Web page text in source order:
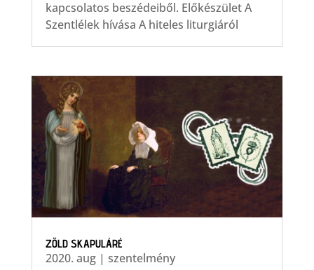
kapcsolatos beszédeiből. Előkészület A
Szentlélek hívása A hiteles liturgiáról
ZÖLD SKAPULÁRÉ
2020. aug| szentelmény